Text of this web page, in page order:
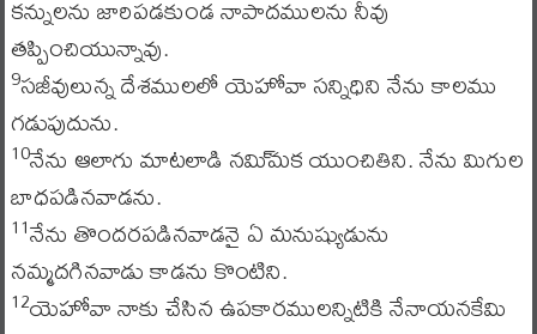
కన్నులను జారిపడకుండ నాపాదములను నీవు
తప్పించియున్నావు.
9సజీవులున్న దేశములలో యెహోవా సన్నిధిని నేను కాలము
గడుపుదును.
10నేను ఆలాగు మాటలాడి నమి్మక యుంచితిని. నేను మిగుల
బాధపడినవాడను.
11నేను తొందరపడినవాడనై ఏ మనుష్యుడును
నమ్మదగినవాడు కాడను కొంటిని.
12యెహోవా నాకు చేసిన ఉపకారములన్నిటికి నేనాయనకేమి